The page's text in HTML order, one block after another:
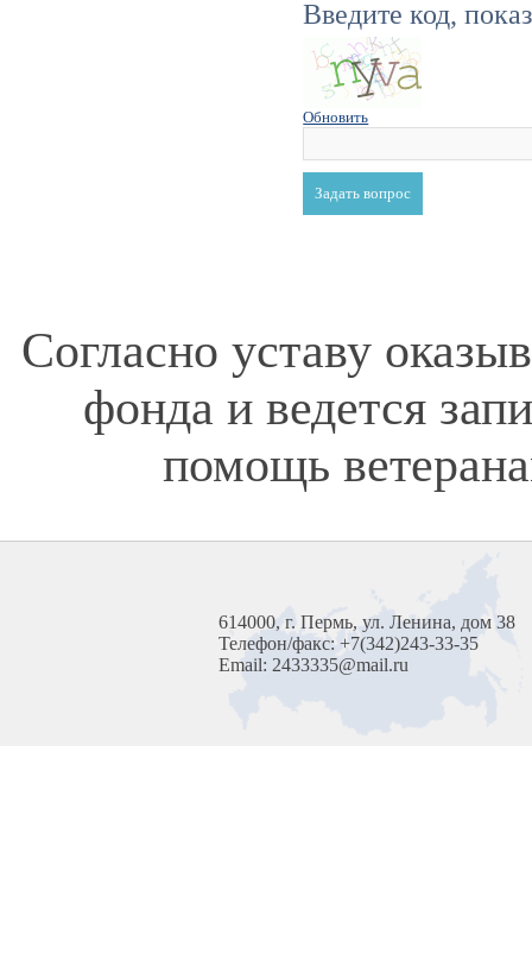
Введите код,
Обновить
Согласно уставу
фонда и ведется
помощь
614000, г. Пермь, ул. Ленина, дом 38
Телефон/факс: +7(342)243-33-35
Email: 2433335@mail.ru